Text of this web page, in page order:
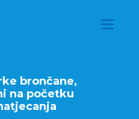
brončane,
na početku